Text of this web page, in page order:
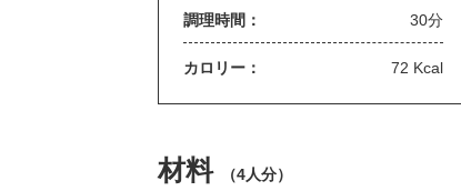
調理時間： 30分
カロリー： 72 Kcal
材料 （4人分）